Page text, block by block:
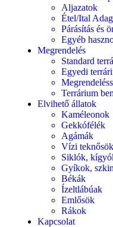
Aljazatok
Étel/Ital
Párásítás és
Egyéb
Megrendelés
Standard
Egyedi
Terrárium
Elvihető állatok
Kaméleonok
Gekkófélék
Agámák
Vízi teknősök
Siklók,
Gyíkok,
Békák
Ízeltlábúak
Emlősök
Rákok
Kapcsolat